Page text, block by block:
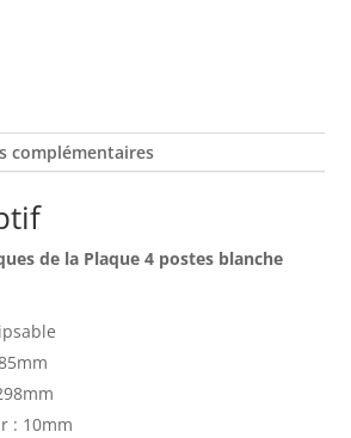
complémentaires
de la Plaque 4 postes blanche
: 10mm